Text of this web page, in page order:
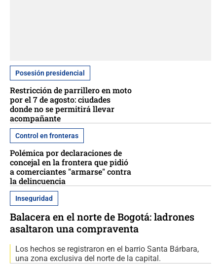
Posesión presidencial
Restricción de parrillero en moto
por el 7 de agosto: ciudades
donde no se permitirá llevar
acompañante
Control en fronteras
Polémica por declaraciones de
concejal en la frontera que pidió
a comerciantes "armarse" contra
la delincuencia
Inseguridad
Balacera en el norte de Bogotá: ladrones
asaltaron una compraventa
Los hechos se registraron en el barrio Santa Bárbara,
una zona exclusiva del norte de la capital.